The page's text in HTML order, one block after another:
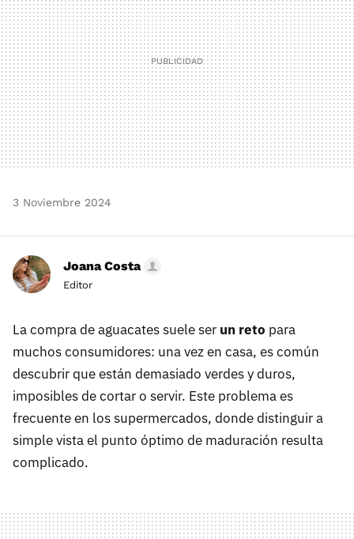
3 Noviembre 2024
Joana Costa
Editor
La compra de aguacates suele ser un reto para
muchos consumidores: una vez en casa, es común
descubrir que están demasiado verdes y duros,
imposibles de cortar o servir. Este problema es
frecuente en los supermercados, donde distinguir a
simple vista el punto óptimo de maduración resulta
complicado.